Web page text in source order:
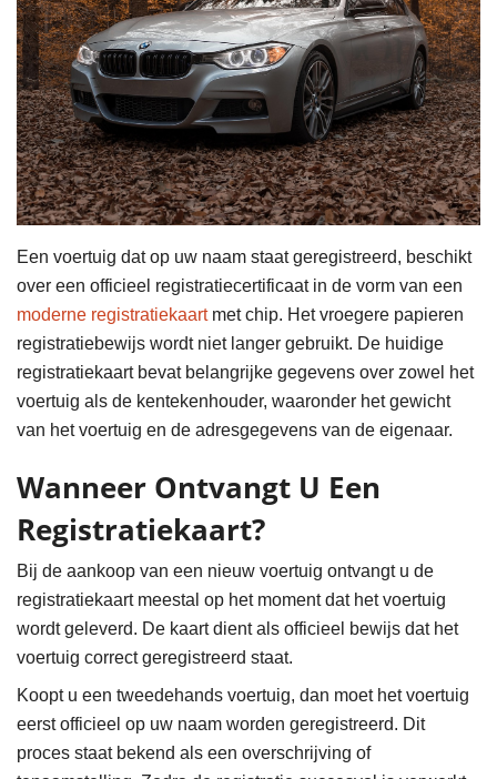
Een voertuig dat op uw naam staat geregistreerd, beschikt
over een officieel registratiecertificaat in de vorm van een
moderne registratiekaart met chip. Het vroegere papieren
registratiebewijs wordt niet langer gebruikt. De huidige
registratiekaart bevat belangrijke gegevens over zowel het
voertuig als de kentekenhouder, waaronder het gewicht
van het voertuig en de adresgegevens van de eigenaar.
Wanneer Ontvangt U Een
Registratiekaart?
Bij de aankoop van een nieuw voertuig ontvangt u de
registratiekaart meestal op het moment dat het voertuig
wordt geleverd. De kaart dient als officieel bewijs dat het
voertuig correct geregistreerd staat.
Koopt u een tweedehands voertuig, dan moet het voertuig
eerst officieel op uw naam worden geregistreerd. Dit
proces staat bekend als een overschrijving of